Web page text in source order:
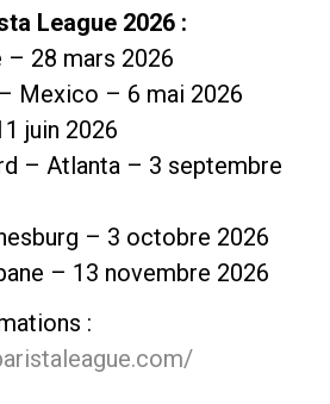
League 2026 :
– 28 mars 2026
Mexico – 6 mai 2026
juin 2026
– Atlanta – 3 septembre
– 3 octobre 2026
– 13 novembre 2026
: